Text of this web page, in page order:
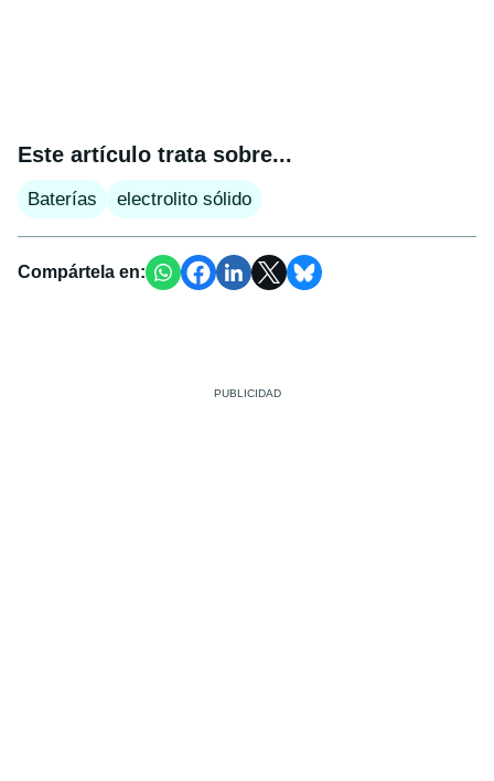
Este artículo trata sobre...
Baterías electrolito sólido
Compártela en: